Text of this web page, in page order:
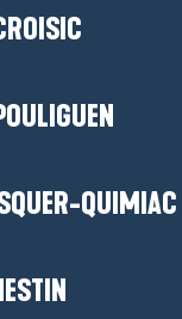
QUIMIAC
Presqu’île de
partagé.
de tourisme.
de
de
les grands secteurs
Il joue un rôle
favoriser le
des actions en